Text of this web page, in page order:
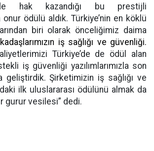
hak kazandığı bu prestijli
ödülü aldık. Türkiye’nin en köklü
biri olarak önceliğimiz daima
iş sağlığı ve güvenliği.
Türkiye’de de ödül alan
iş güvenliği yazılımlarımızla son
geliştirdik. Şirketimizin iş sağlığı ve
ilk uluslararası ödülünü almak da
gurur vesilesi” dedi.